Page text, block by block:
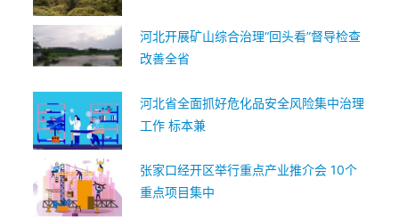
河北开展矿山综合治理“回头看”督导检查
改善全省
河北省全面抓好危化品安全风险集中治理
工作 标本兼
张家口经开区举行重点产业推介会 10个
重点项目集中